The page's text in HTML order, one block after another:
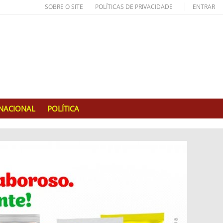
SOBRE O SITE POLÍTICAS DE PRIVACIDADE ENTRAR
POLÍTICA